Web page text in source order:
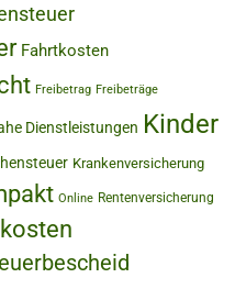
Fahrtkosten
Freibetrag Freibeträge
Dienstleistungen Kinder
Krankenversicherung
Online Rentenversicherung